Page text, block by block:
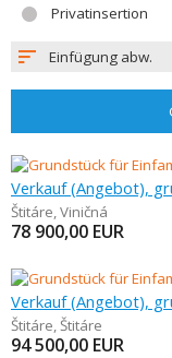
Privatinsertion
Einfügung abw.
Verkauf (Angebot),
Štitáre,Viničná
78 900,00 EUR
Verkauf (Angebot),
Štitáre,Štitáre
94 500,00 EUR